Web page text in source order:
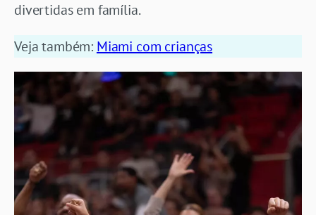
divertidas em família.
Veja também: Miami com crianças